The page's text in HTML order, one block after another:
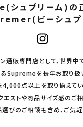
ュプリーム)の
ビーシュプ
通販専門店として、世界中
Supremeを長年お取り扱
点以上を取り揃えてい
ストや商品サイズ感のご
選びのご相談も含め、ご気